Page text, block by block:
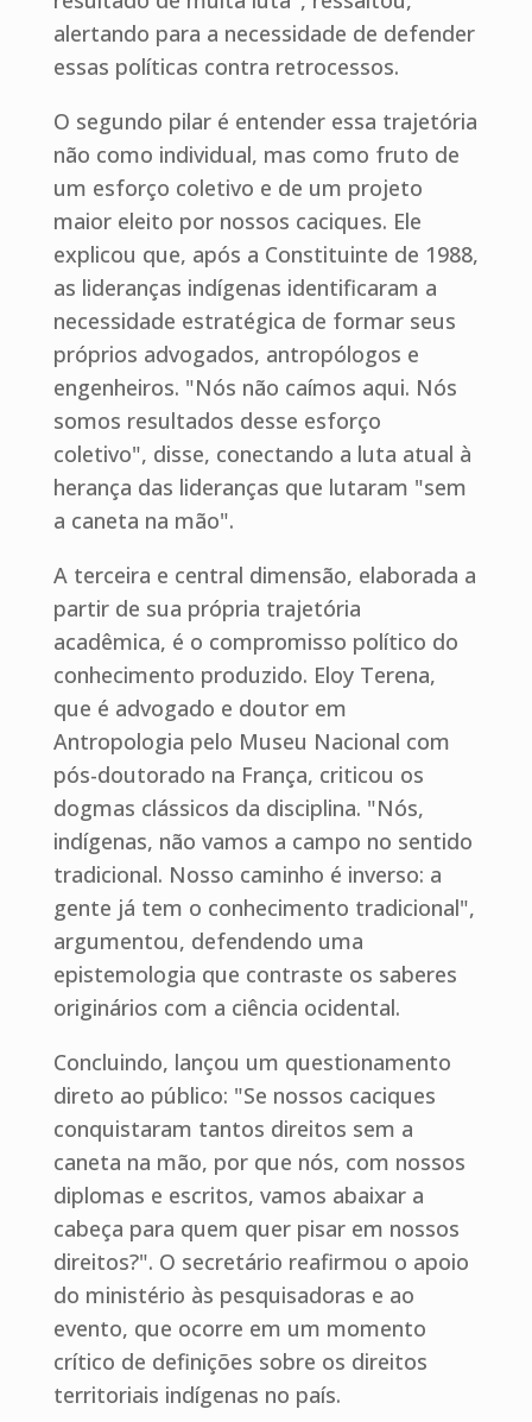
alertando para a necessidade de defender
essas políticas contra retrocessos.
O segundo pilar é entender essa trajetória
não como individual, mas como fruto de
um esforço coletivo e de um projeto
maior eleito por nossos caciques. Ele
explicou que, após a Constituinte de 1988,
as lideranças indígenas identificaram a
necessidade estratégica de formar seus
próprios advogados, antropólogos e
engenheiros. "Nós não caímos aqui. Nós
somos resultados desse esforço
coletivo", disse, conectando a luta atual à
herança das lideranças que lutaram "sem
a caneta na mão".
A terceira e central dimensão, elaborada a
partir de sua própria trajetória
acadêmica, é o compromisso político do
conhecimento produzido. Eloy Terena,
que é advogado e doutor em
Antropologia pelo Museu Nacional com
pós-doutorado na França, criticou os
dogmas clássicos da disciplina. "Nós,
indígenas, não vamos a campo no sentido
tradicional. Nosso caminho é inverso: a
gente já tem o conhecimento tradicional",
argumentou, defendendo uma
epistemologia que contraste os saberes
originários com a ciência ocidental.
Concluindo, lançou um questionamento
direto ao público: "Se nossos caciques
conquistaram tantos direitos sem a
caneta na mão, por que nós, com nossos
diplomas e escritos, vamos abaixar a
cabeça para quem quer pisar em nossos
direitos?". O secretário reafirmou o apoio
do ministério às pesquisadoras e ao
evento, que ocorre em um momento
crítico de definições sobre os direitos
territoriais indígenas no país.